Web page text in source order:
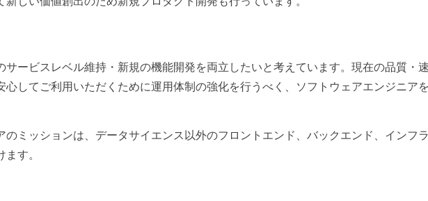
サービスレベル維持・新規の機能開発を両立したいと考えています。現在の品質・
心してご利用いただくために運用体制の強化を行うべく、ソフトウェアエンジニア
のミッションは、データサイエンス以外のフロントエンド、バックエンド、インフ
す。